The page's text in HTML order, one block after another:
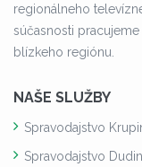
regionálneho
súčasnosti
blízkeho regiónu.
NAŠE SLUŽBY
Spravodajstvo
Spravodajstvo